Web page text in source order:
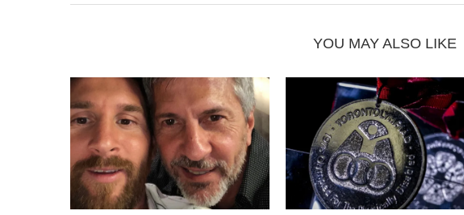
YOU MAY ALSO LIKE